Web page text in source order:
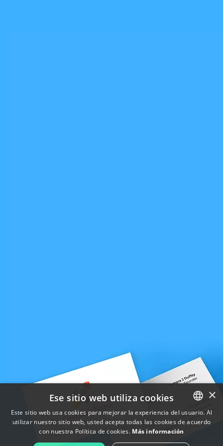
ENGLISH
FRENCH
×
Ese sitio web utiliza cookies
Este sitio web usa cookies para mejorar la experiencia del usuario. Al
utilizar nuestro sitio web, usted acepta todas las cookies de acuerdo
con nuestra Política de cookies. Más información